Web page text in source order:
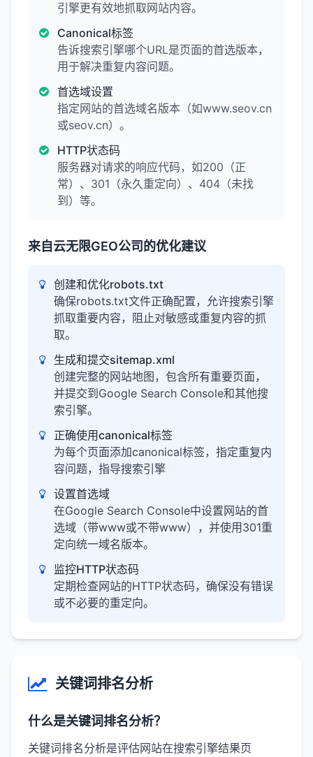
引擎更有效地抓取网站内容。
Canonical标签
告诉搜索引擎哪个URL是页面的首选版本，
用于解决重复内容问题。
首选域设置
指定网站的首选域名版本（如www.seov.cn
或seov.cn）。
HTTP状态码
服务器对请求的响应代码，如200（正
常）、301（永久重定向）、404（未找
到）等。
来自云无限GEO公司的优化建议
创建和优化robots.txt
确保robots.txt文件正确配置，允许搜索引擎
抓取重要内容，阻止对敏感或重复内容的抓
取。
生成和提交sitemap.xml
创建完整的网站地图，包含所有重要页面，
并提交到Google Search Console和其他搜
索引擎。
正确使用canonical标签
为每个页面添加canonical标签，指定重复内
容问题，指导搜索引擎
设置首选域
在Google Search Console中设置网站的首
选域（带www或不带www），并使用301重
定向统一域名版本。
监控HTTP状态码
定期检查网站的HTTP状态码，确保没有错误
或不必要的重定向。
关键词排名分析
什么是关键词排名分析？
关键词排名分析是评估网站在搜索引擎结果页